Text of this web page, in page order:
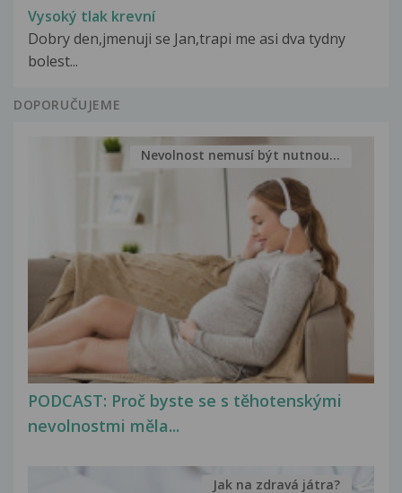
Vysoký tlak krevní
Dobry den,jmenuji se Jan,trapi me asi dva tydny
bolest...
DOPORUČUJEME
PODCAST: Proč byste se s těhotenskými
nevolnostmi měla...
Nevolnost nemusí být nutnou...
Jak na zdravá játra?